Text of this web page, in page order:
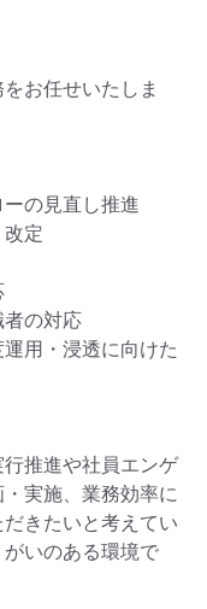
お任せいたしま
の見直し推進
改定
者の対応
用・浸透に向けた
推進や社員エンゲ
実施、業務効率に
きたいと考えてい
いのある環境で